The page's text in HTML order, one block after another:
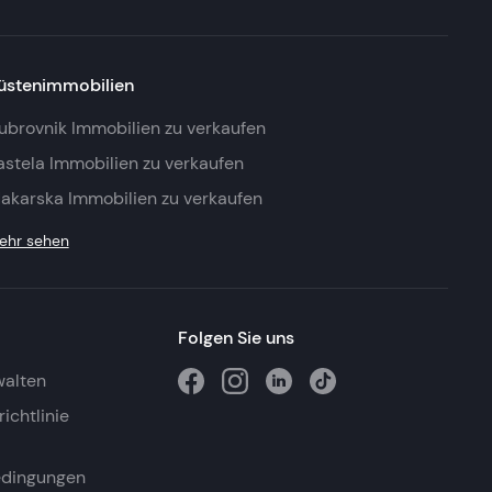
Immobilien zu verkaufen
Immobilien zu verkaufen
Immobilien zu verkaufen
sehen
Folgen Sie uns